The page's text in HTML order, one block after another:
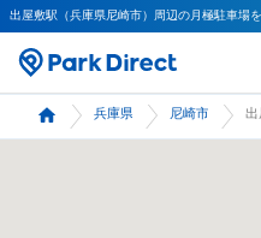
出屋敷駅（兵庫県尼崎市）周辺の月極駐車場
兵庫県 尼崎市 出